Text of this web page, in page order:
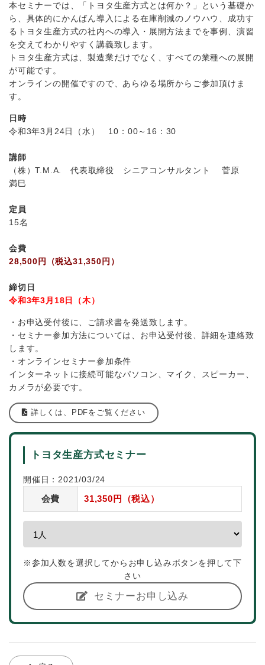
本セミナーでは、「トヨタ生産方式とは何か？」という基礎か
ら、具体的にかんばん導入による在庫削減のノウハウ、成功す
るトヨタ生産方式の社内への導入・展開方法までを事例、演習
を交えてわかりやすく講義致します。
トヨタ生産方式は、製造業だけでなく、すべての業種への展開
が可能です。
オンラインの開催ですので、あらゆる場所からご参加頂けま
す。
日時
令和3年3月24日（水） 10：00～16：30
講師
（株）T.M.A. 代表取締役 シニアコンサルタント 菅原
満巳
定員
15名
会費
28,500円（税込31,350円）
締切日
令和3年3月18日（木）
・お申込受付後に、ご請求書を発送致します。
・セミナー参加方法については、お申込受付後、詳細を連絡致
します。
・オンラインセミナー参加条件
インターネットに接続可能なパソコン、マイク、スピーカー、
カメラが必要です。
詳しくは、PDFをご覧ください
トヨタ生産方式セミナー
開催日：2021/03/24
会費 31,350円（税込）
※参加人数を選択してからお申し込みボタンを押して下
さい
セミナーお申し込み